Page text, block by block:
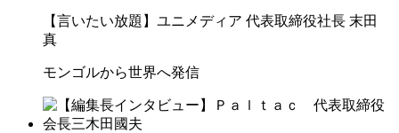
【言いたい放題】ユニメディア 代表取締役社長 末田
真
モンゴルから世界へ発信